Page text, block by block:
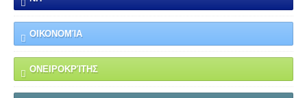
ΟΙΚΟΝΟΜΊΑ
ΟΝΕΙΡΟΚΡΊΤΗΣ